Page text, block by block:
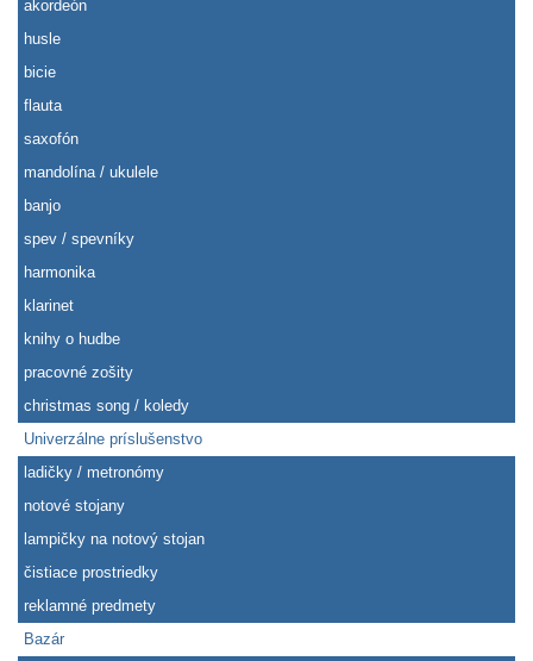
akordeón
husle
bicie
flauta
saxofón
mandolína / ukulele
banjo
spev / spevníky
harmonika
klarinet
knihy o hudbe
pracovné zošity
christmas song / koledy
Univerzálne príslušenstvo
ladičky / metronómy
notové stojany
lampičky na notový stojan
čistiace prostriedky
reklamné predmety
Bazár